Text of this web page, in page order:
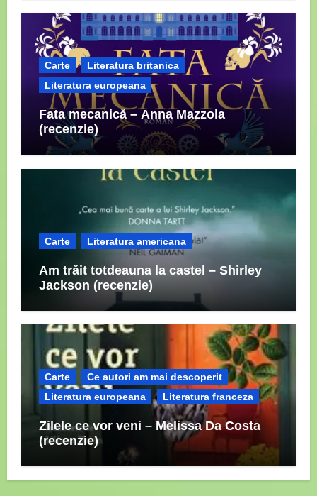
Carte
Literatura britanica
Literatura europeana
Fata mecanică – Anna Mazzola
(recenzie)
Carte Literatura americana
Am trăit totdeauna la castel – Shirley
Jackson (recenzie)
Carte
Ce autori am mai descoperit
Literatura europeana
Literatura franceza
Zilele ce vor veni – Melissa Da Costa
(recenzie)